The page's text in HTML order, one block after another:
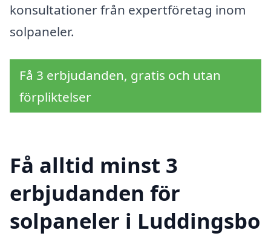
konsultationer från expertföretag inom
solpaneler.
Få 3 erbjudanden, gratis och utan
förpliktelser
Få alltid minst 3
erbjudanden för
solpaneler i Luddingsbo